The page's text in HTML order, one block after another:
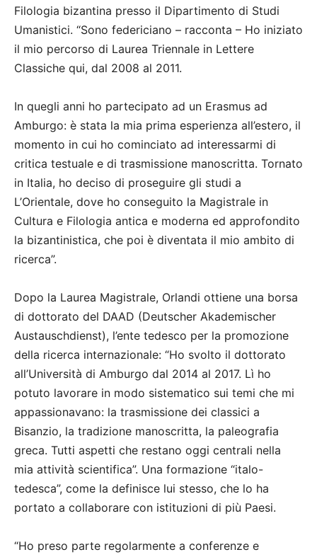
Filologia bizantina presso il Dipartimento di Studi
Umanistici. “Sono federiciano – racconta – Ho iniziato
il mio percorso di Laurea Triennale in Lettere
Classiche qui, dal 2008 al 2011.
In quegli anni ho partecipato ad un Erasmus ad
Amburgo: è stata la mia prima esperienza all’estero, il
momento in cui ho cominciato ad interessarmi di
critica testuale e di trasmissione manoscritta. Tornato
in Italia, ho deciso di proseguire gli studi a
L’Orientale, dove ho conseguito la Magistrale in
Cultura e Filologia antica e moderna ed approfondito
la bizantinistica, che poi è diventata il mio ambito di
ricerca”.
Dopo la Laurea Magistrale, Orlandi ottiene una borsa
di dottorato del DAAD (Deutscher Akademischer
Austauschdienst), l’ente tedesco per la promozione
della ricerca internazionale: “Ho svolto il dottorato
all’Università di Amburgo dal 2014 al 2017. Lì ho
potuto lavorare in modo sistematico sui temi che mi
appassionavano: la trasmissione dei classici a
Bisanzio, la tradizione manoscritta, la paleografia
greca. Tutti aspetti che restano oggi centrali nella
mia attività scientifica”. Una formazione “italo-
tedesca”, come la definisce lui stesso, che lo ha
portato a collaborare con istituzioni di più Paesi.
“Ho preso parte regolarmente a conferenze e